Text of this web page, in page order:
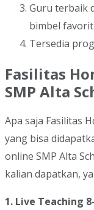
Guru terbaik
bimbel favorit
Tersedia
Fasilitas
SMP Alta
Apa saja Fasilitas
yang bisa
online SMP Alta
kalian dapatkan,
1. Live Teaching